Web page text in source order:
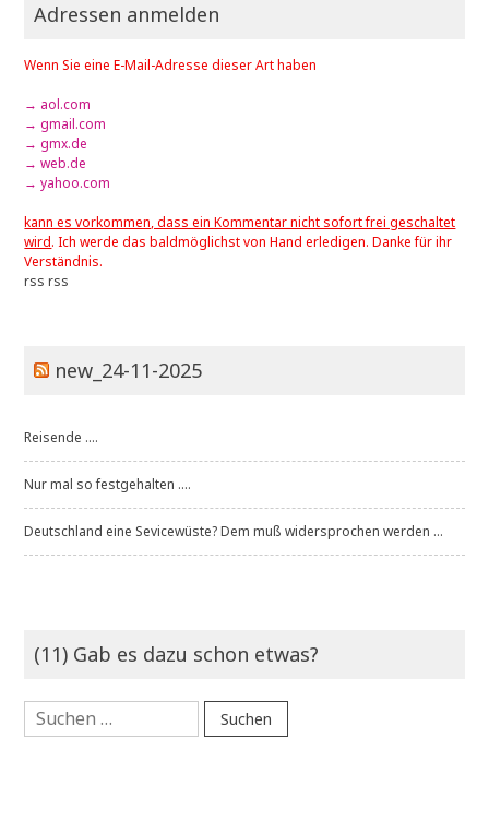
Adressen anmelden
Wenn Sie eine E-Mail-Adresse dieser Art haben
→ aol.com
→ gmail.com
→ gmx.de
→ web.de
→ yahoo.com
kann es vorkommen, dass ein Kommentar nicht sofort frei geschaltet
wird. Ich werde das baldmöglichst von Hand erledigen. Danke für ihr
Verständnis.
rss rss
new_24-11-2025
Reisende ....
Nur mal so festgehalten ....
Deutschland eine Sevicewüste? Dem muß widersprochen werden ...
(11) Gab es dazu schon etwas?
Suchen
nach: